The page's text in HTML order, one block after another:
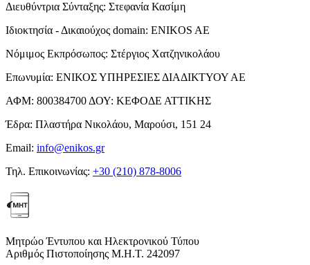
Διευθύντρια Σύνταξης: Στεφανία Κασίμη
Ιδιοκτησία - Δικαιούχος domain: ENIKOS AE
Νόμιμος Εκπρόσωπος: Στέργιος Χατζηνικολάου
Επωνυμία: ΕΝΙΚΟΣ ΥΠΗΡΕΣΙΕΣ ΔΙΑΔΙΚΤΥΟΥ ΑΕ
ΑΦΜ: 800384700 ΔΟΥ: ΚΕΦΟΔΕ ΑΤΤΙΚΗΣ
Έδρα: Πλαστήρα Νικολάου, Μαρούσι, 151 24
Email: info@enikos.gr
Τηλ. Επικοινωνίας: +30 (210) 878-8006
Μητρώο Έντυπου και Ηλεκτρονικού Τύπου
Αριθμός Πιστοποίησης Μ.Η.Τ. 242097